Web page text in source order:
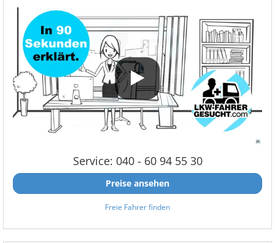
Service: 040 - 60 94 55 30
Preise ansehen
Freie Fahrer finden